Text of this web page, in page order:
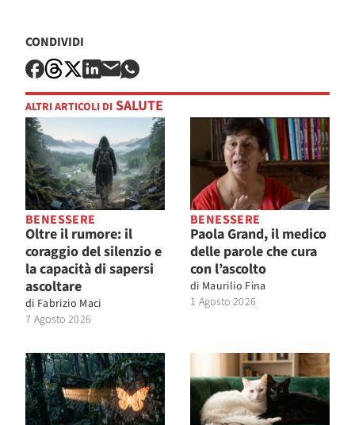
CONDIVIDI
ALTRI ARTICOLI DI SALUTE
BENESSERE
Oltre il rumore: il
coraggio del silenzio e
la capacità di sapersi
ascoltare
di Fabrizio Maci
7 Agosto 2026
BENESSERE
Paola Grand, il medico
delle parole che cura
con l’ascolto
di Maurilio Fina
1 Agosto 2026